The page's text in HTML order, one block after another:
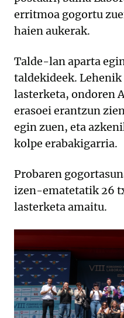
erritmoa gogortu
haien aukerak.
Talde-lan aparta
taldekideek.
lasterketa, ondoren
erasoei erantzun
egin zuen, eta
kolpe erabakigarria.
Probaren
izen-ematetatik 26
lasterketa amaitu.